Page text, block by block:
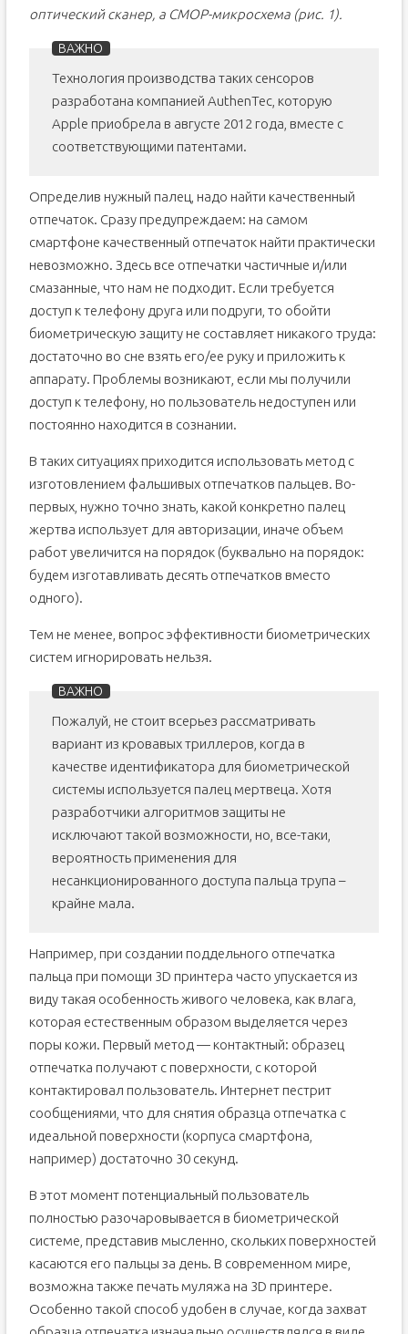
оптический сканер, а CMOP-микросхема (рис. 1).
Технология производства таких сенсоров
разработана компанией AuthenTec, которую
Apple приобрела в августе 2012 года, вместе с
соответствующими патентами.
Определив нужный палец, надо найти качественный
отпечаток. Сразу предупреждаем: на самом
смартфоне качественный отпечаток найти практически
невозможно. Здесь все отпечатки частичные и/или
смазанные, что нам не подходит. Если требуется
доступ к телефону друга или подруги, то обойти
биометрическую защиту не составляет никакого труда:
достаточно во сне взять его/ее руку и приложить к
аппарату. Проблемы возникают, если мы получили
доступ к телефону, но пользователь недоступен или
постоянно находится в сознании.
В таких ситуациях приходится использовать метод с
изготовлением фальшивых отпечатков пальцев. Во-
первых, нужно точно знать, какой конкретно палец
жертва использует для авторизации, иначе объем
работ увеличится на порядок (буквально на порядок:
будем изготавливать десять отпечатков вместо
одного).
Тем не менее, вопрос эффективности биометрических
систем игнорировать нельзя.
Пожалуй, не стоит всерьез рассматривать
вариант из кровавых триллеров, когда в
качестве идентификатора для биометрической
системы используется палец мертвеца. Хотя
разработчики алгоритмов защиты не
исключают такой возможности, но, все-таки,
вероятность применения для
несанкционированного доступа пальца трупа –
крайне мала.
Например, при создании поддельного отпечатка
пальца при помощи 3D принтера часто упускается из
виду такая особенность живого человека, как влага,
которая естественным образом выделяется через
поры кожи. Первый метод — контактный: образец
отпечатка получают с поверхности, с которой
контактировал пользователь. Интернет пестрит
сообщениями, что для снятия образца отпечатка с
идеальной поверхности (корпуса смартфона,
например) достаточно 30 секунд.
В этот момент потенциальный пользователь
полностью разочаровывается в биометрической
системе, представив мысленно, скольких поверхностей
касаются его пальцы за день. В современном мире,
возможна также печать муляжа на 3D принтере.
Особенно такой способ удобен в случае, когда захват